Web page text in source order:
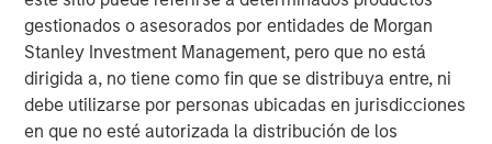
gestionados o asesorados por entidades de Morgan
Stanley Investment Management, pero que no está
dirigida a, no tiene como fin que se distribuya entre, ni
debe utilizarse por personas ubicadas en jurisdicciones
en que no esté autorizada la distribución de los
growth, i.e., stagflation.
But what if that dog doesn’t bark? Maybe because
there is no dog in the first place. This means no
stagflation.